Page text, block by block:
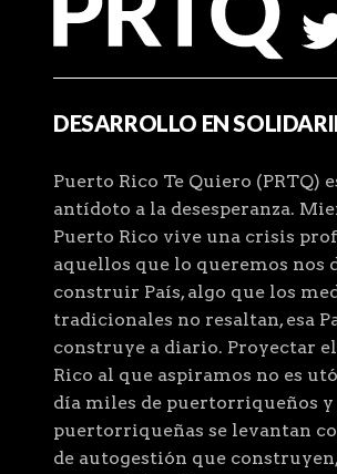
DESARROLLO EN
Puerto Rico Te Quiero (PRTQ)
antídoto a la desesperanza.
Puerto Rico vive una crisis
aquellos que lo queremos nos
construir País, algo que los
tradicionales no resaltan, esa
construye a diario. Proyectar
Rico al que aspiramos no es
día miles de puertorriqueños y
puertorriqueñas se levantan
de autogestión que